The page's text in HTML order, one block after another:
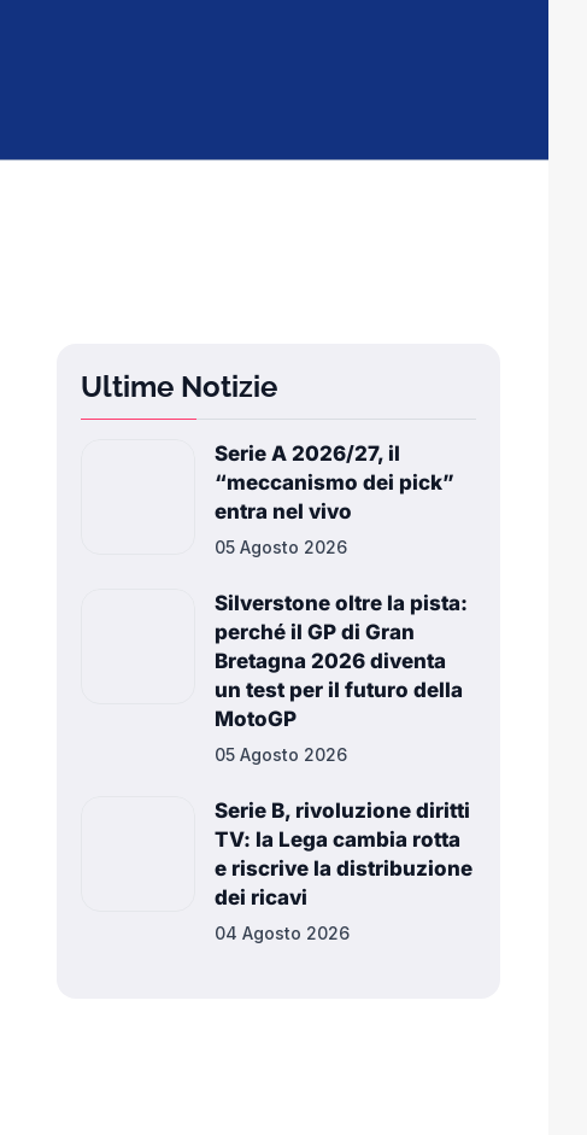
Ultime Notizie
Serie A 2026/27, il
“meccanismo dei pick”
entra nel vivo
05 Agosto 2026
Silverstone oltre la pista:
perché il GP di Gran
Bretagna 2026 diventa
un test per il futuro della
MotoGP
05 Agosto 2026
Serie B, rivoluzione diritti
TV: la Lega cambia rotta
e riscrive la distribuzione
dei ricavi
04 Agosto 2026